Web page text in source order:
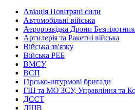
Авіація Повітряні сили
Автомобільні війська
Аеророзвідка Дрони
Артилерія та Ракетні війська
Війська зв'язку
Війська РЕБ
ВМСУ
ВСП
Гірсько-штурмові бригади
ГШ та МО ЗСУ, Управління та
ДССТ
ДШВ